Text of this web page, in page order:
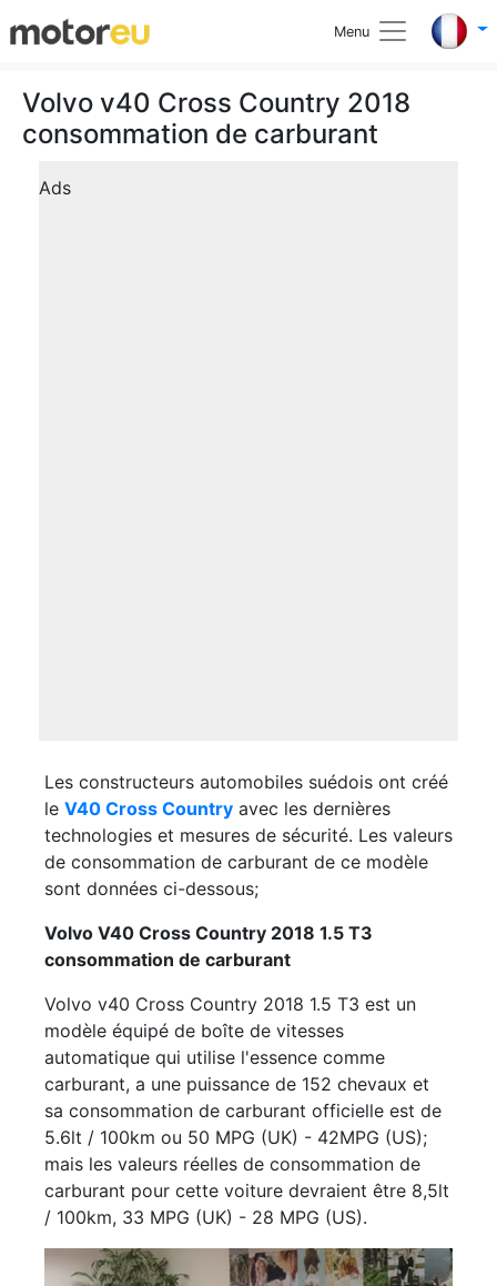
Menu
Volvo v40 Cross Country 2018
consommation de carburant
Ads
Les constructeurs automobiles suédois ont créé
le V40 Cross Country avec les dernières
technologies et mesures de sécurité. Les valeurs
de consommation de carburant de ce modèle
sont données ci-dessous;
Volvo V40 Cross Country 2018 1.5 T3
consommation de carburant
Volvo v40 Cross Country 2018 1.5 T3 est un
modèle équipé de boîte de vitesses
automatique qui utilise l'essence comme
carburant, a une puissance de 152 chevaux et
sa consommation de carburant officielle est de
5.6lt / 100km ou 50 MPG (UK) - 42MPG (US);
mais les valeurs réelles de consommation de
carburant pour cette voiture devraient être 8,5lt
/ 100km, 33 MPG (UK) - 28 MPG (US).